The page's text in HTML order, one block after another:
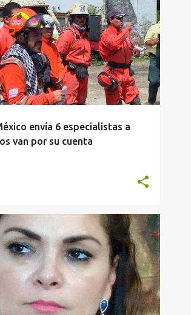
envía 6 especialistas a
van por su cuenta